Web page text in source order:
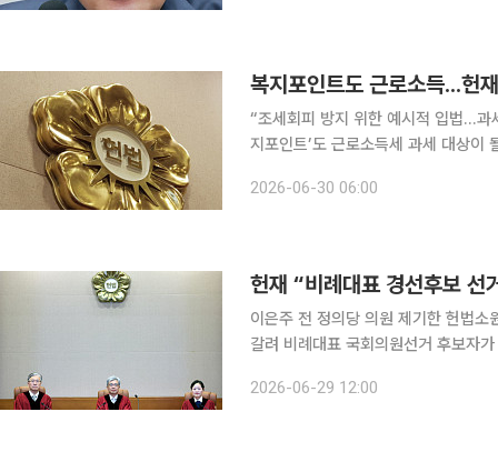
복지포인트도 근로소득...헌
“조세회피 방지 위한 예시적 입법…과세요건명확주의 위
지포인트’도 근로소득세 과세 대상이
법 제20조 제1항 제1호에 대해 재판
2026-06-30 06:00
헌재 “비례대표 경선후보 선
이은주 전 정의당 의원 제기한 헌법
갈려 비례대표 국회의원선거 후보자가 되려는 사람의 당내 경선 선거사무소 설치와 후원회 지정을
법조계에 따르면 헌재는 24일 비례대
2026-06-29 12:00